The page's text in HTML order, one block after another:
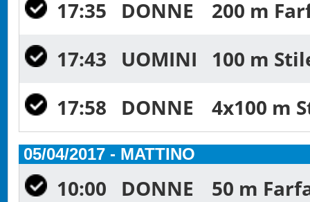
17:35
DONNE
200 m
17:43
UOMINI 100 m
17:58
DONNE 4x100 m
05/04/2017 - MATTINO
10:00 DONNE
50 m